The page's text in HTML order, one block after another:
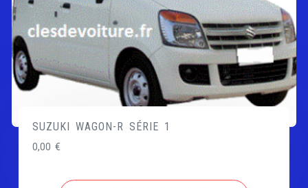
SUZUKI WAGON-R SÉRIE 1
0,00€